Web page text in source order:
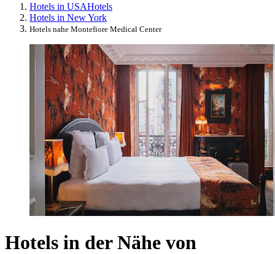
Hotels in USAHotels
Hotels in New York
Hotels nahe Montefiore Medical Center
Hotels in der Nähe von